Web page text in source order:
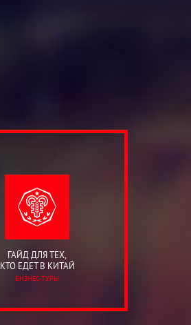
ГАЙД ДЛЯ ТЕХ,
КТО ЕДЕТ В КИТАЙ
БИЗНЕС-ТУРЫ